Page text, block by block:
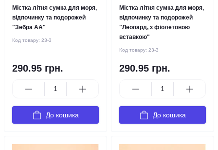
Містка літня сумка для моря,
відпочинку та подорожей
"Зебра AA"
Код товару: 23-3
290.95 грн.
До кошика
Містка літня сумка для моря,
відпочинку та подорожей
"Леопард, з фіолетовою
вставкою"
Код товару: 23-3
290.95 грн.
До кошика